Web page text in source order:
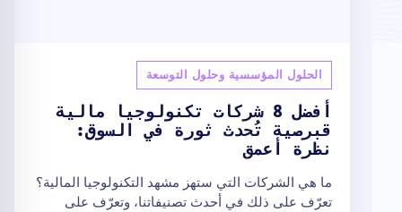
الحلول المؤسسية وحلول التوسعة
أفضل 8 شركات تكنولوجيا مالية
قبرصية تُحدث ثورة في السوق:
نظرة أعمق
ما هي الشركات التي ستهز مشهد التكنولوجيا المالية؟
تعرّف على ذلك في أحدث تصنيفاتنا، وتعرّف على